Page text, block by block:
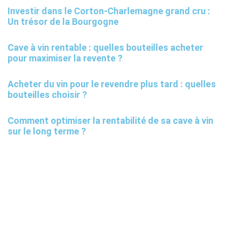
Investir dans le Corton-Charlemagne grand cru :
Un trésor de la Bourgogne
Cave à vin rentable : quelles bouteilles acheter
pour maximiser la revente ?
Acheter du vin pour le revendre plus tard : quelles
bouteilles choisir ?
Comment optimiser la rentabilité de sa cave à vin
sur le long terme ?